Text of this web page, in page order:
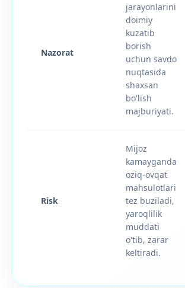
Nazorat
jarayonlarini
doimiy
kuzatib
borish
uchun savdo
nuqtasida
shaxsan
bo'lish
majburiyati.
Risk
Mijoz
kamayganda
oziq-ovqat
mahsulotlari
tez buziladi,
yaroqlilik
muddati
o'tib, zarar
keltiradi.